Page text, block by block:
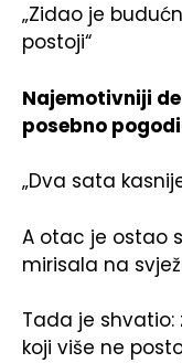
„Zidao je
postoji“
Najemotivniji
posebno
„Dva sata
A otac je ostao
mirisala na
Tada je
koji više ne